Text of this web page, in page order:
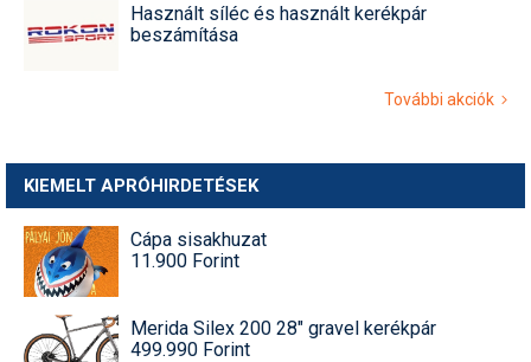
Használt síléc és használt kerékpár
beszámítása
További akciók
KIEMELT APRÓHIRDETÉSEK
Cápa sisakhuzat
11.900 Forint
Merida Silex 200 28" gravel kerékpár
499.990 Forint